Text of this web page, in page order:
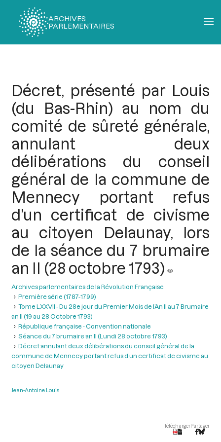
ARCHIVES
PARLEMENTAIRES
Décret, présenté par Louis
(du Bas-Rhin) au nom du
comité de sûreté générale,
annulant deux
délibérations du conseil
général de la commune de
Mennecy portant refus
d’un certificat de civisme
au citoyen Delaunay, lors
de la séance du 7 brumaire
an II (28 octobre 1793)
Archives parlementaires de la Révolution Française
Première série (1787-1799)
Tome LXXVII - Du 28e jour du Premier Mois de l’An II au 7 Brumaire
an II (19 au 28 Octobre 1793)
République française - Convention nationale
Séance du 7 brumaire an II (Lundi 28 octobre 1793)
Décret annulant deux délibérations du conseil général de la
commune de Mennecy portant refus d’un certificat de civisme au
citoyen Delaunay
Jean-Antoine Louis
TéléchargerPartager